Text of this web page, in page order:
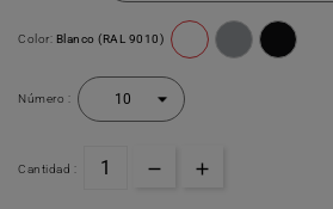
Color: Blanco (RAL 9010)
Número :
Cantidad :